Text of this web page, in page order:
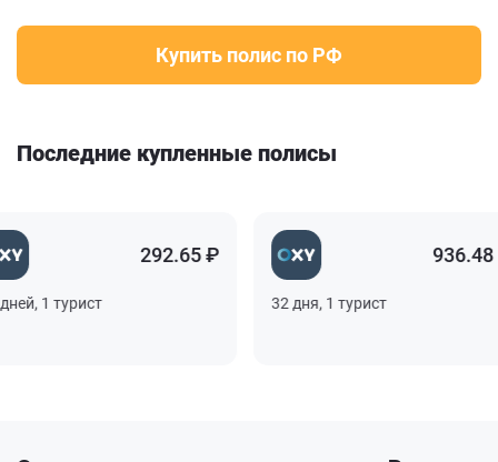
Купить полис по РФ
Последние купленные полисы
292.65 ₽
1 турист
936.48 ₽
32 дня, 1 турист